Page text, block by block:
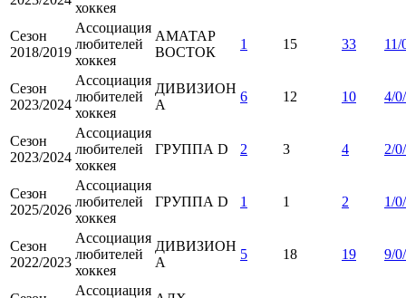
хоккея
Сезон
2018/2019
Ассоциация
любителей
хоккея
АМАТАР
ВОСТОК
1 15 33 11/
Сезон
2023/2024
Ассоциация
любителей
хоккея
ДИВИЗИОН
А
6 12 10 4/
Сезон
2023/2024
Ассоциация
любителей
хоккея
ГРУППА D 2 3 4 2/
Сезон
2025/2026
Ассоциация
любителей
хоккея
ГРУППА D 1 1 2 1/
Сезон
2022/2023
Ассоциация
любителей
хоккея
ДИВИЗИОН
А
5 18 19 9/
Ассоциация